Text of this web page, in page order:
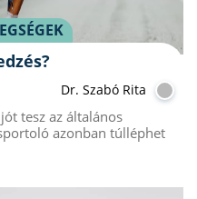
Dr. Szabó Rita
tesz az általános
azonban túlléphet